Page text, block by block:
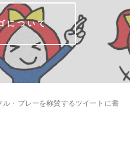
について
ル・プレーを称賛するツイートに書